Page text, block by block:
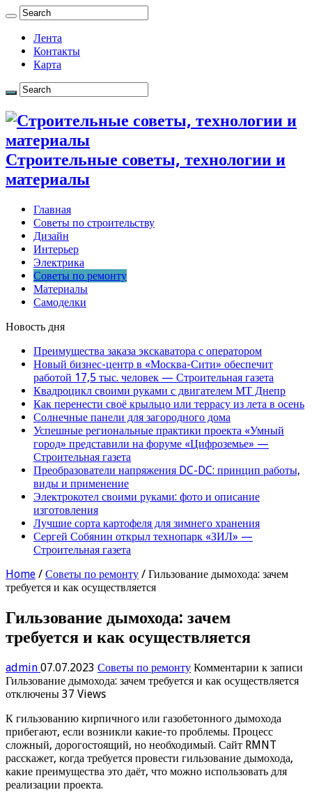
Лента
Контакты
Карта
Строительные советы, технологии и
материалы
Главная
Советы по строительству
Дизайн
Интерьер
Электрика
Советы по ремонту
Материалы
Самоделки
Новость дня
Преимущества заказа экскаватора с оператором
Новый бизнес-центр в «Москва-Сити» обеспечит
работой 17,5 тыс. человек — Строительная газета
Квадроцикл своими руками с двигателем МТ Днепр
Как перенести своё крыльцо или террасу из лета в осень
Солнечные панели для загородного дома
Успешные региональные практики проекта «Умный
город» представили на форуме «Цифроземье» —
Строительная газета
Преобразователи напряжения DC-DC: принцип работы,
виды и применение
Электрокотел своими руками: фото и описание
изготовления
Лучшие сорта картофеля для зимнего хранения
Сергей Собянин открыл технопарк «ЗИЛ» —
Строительная газета
Home / Советы по ремонту / Гильзование дымохода: зачем
требуется и как осуществляется
Гильзование дымохода: зачем
требуется и как осуществляется
admin 07.07.2023 Советы по ремонту Комментарии к записи
Гильзование дымохода: зачем требуется и как осуществляется
отключены 37 Views
К гильзованию кирпичного или газобетонного дымохода
прибегают, если возникли какие-то проблемы. Процесс
сложный, дорогостоящий, но необходимый. Сайт RMNT
расскажет, когда требуется провести гильзование дымохода,
какие преимущества это даёт, что можно использовать для
реализации проекта.